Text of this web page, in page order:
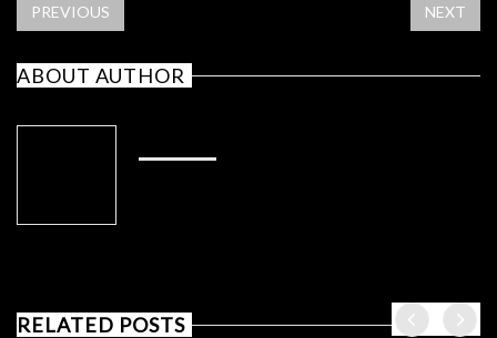
PREVIOUS NEXT
ABOUT AUTHOR
RELATED POSTS